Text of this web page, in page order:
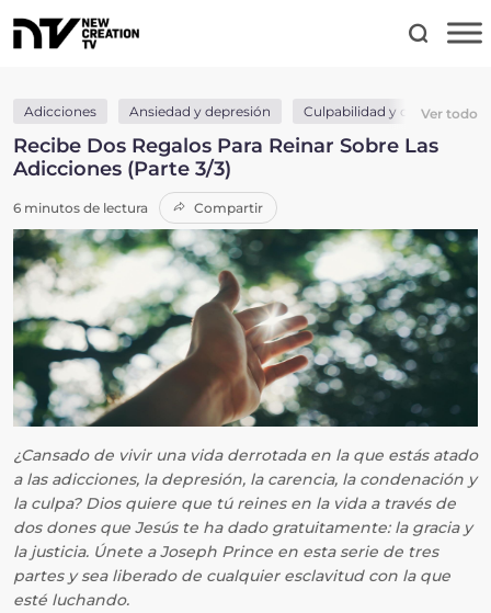
Adicciones Ansiedad y depresión Culpabilidad y condena
Ver todo
Recibe Dos Regalos Para Reinar Sobre Las
Adicciones (Parte 3/3)
6 minutos de lectura Compartir
¿Cansado de vivir una vida derrotada en la que estás atado
a las adicciones, la depresión, la carencia, la condenación y
la culpa? Dios quiere que tú reines en la vida a través de
dos dones que Jesús te ha dado gratuitamente: la gracia y
la justicia. Únete a Joseph Prince en esta serie de tres
partes y sea liberado de cualquier esclavitud con la que
esté luchando.